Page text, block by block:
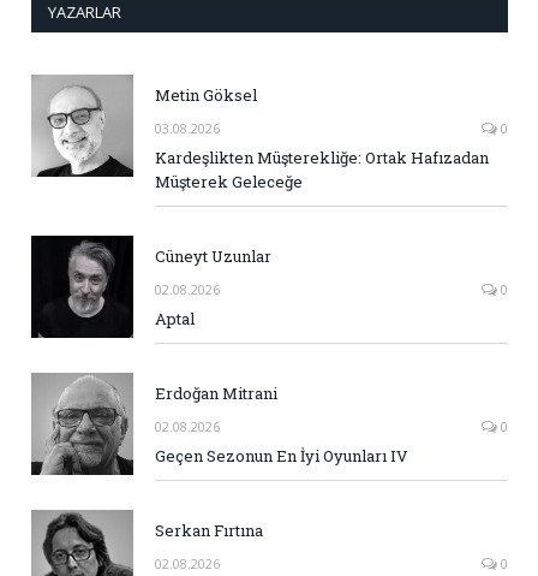
YAZARLAR
Metin Göksel
03.08.2026 0
Kardeşlikten Müşterekliğe: Ortak Hafızadan
Müşterek Geleceğe
Cüneyt Uzunlar
02.08.2026 0
Aptal
Erdoğan Mitrani
02.08.2026 0
Geçen Sezonun En İyi Oyunları IV
Serkan Fırtına
02.08.2026 0